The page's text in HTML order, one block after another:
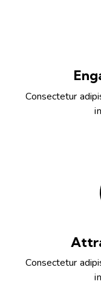
Consectetur
Consectetur